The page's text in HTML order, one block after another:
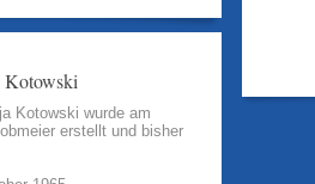
Kotowski
Kotowski wurde am
erstellt und bisher